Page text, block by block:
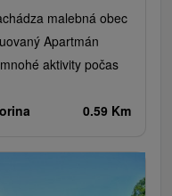
malebná obec
Apartmán
aktivity počas
0.59 Km